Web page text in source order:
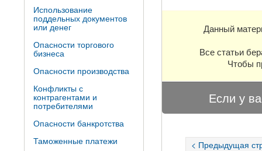
Данный
Все статьи
Чтобы
Если у
< Предыдущая
Использование
поддельных документов
или денег
Опасности торгового
бизнеса
Опасности производства
Конфликты с
контрагентами и
потребителями
Опасности банкротства
Таможенные платежи